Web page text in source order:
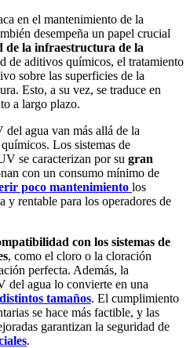
en el mantenimiento de la
desempeña un papel crucial
la infraestructura de la
de aditivos químicos, el tratamiento
sobre las superficies de la
Esto, a su vez, se traduce en
a largo plazo.
agua van más allá de la
Los sistemas de
se caracterizan por su gran
con un consumo mínimo de
poco mantenimiento los
y rentable para los operadores de
con los sistemas de
, como el cloro o la cloración
perfecta. Además, la
del agua lo convierte en una
tamaños. El cumplimiento
se hace más factible, y las
garantizan la seguridad de
.